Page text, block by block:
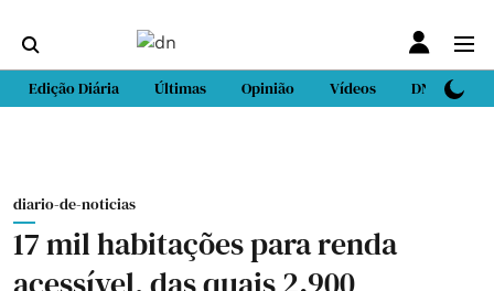
Edição Diária Últimas Opinião Vídeos DN Sport
diario-de-noticias
17 mil habitações para renda